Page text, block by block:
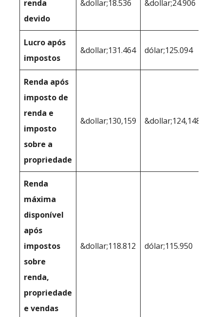
renda
devido
&dollar;18.536 &dollar;24.906
Lucro após
impostos
&dollar;131.464 dólar;125.094
Renda após
imposto de
renda e
imposto
sobre a
propriedade
&dollar;130,159 &dollar;124,148
Renda
máxima
disponível
após
impostos
sobre
renda,
propriedade
e vendas
&dollar;118.812 dólar;115.950